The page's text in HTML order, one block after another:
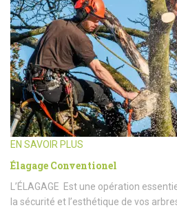
EN SAVOIR PLUS
Élagage Conventionel
L’ÉLAGAGE Est une opération
la sécurité et l’esthétique de vos